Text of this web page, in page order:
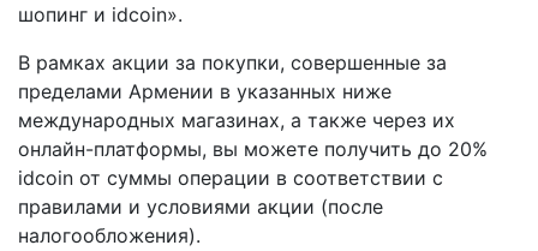
шопинг и idcoin».
В рамках акции за покупки, совершенные за
пределами Армении в указанных ниже
международных магазинах, а также через их
онлайн-платформы, вы можете получить до 20%
idcoin от суммы операции в соответствии с
правилами и условиями акции (после
налогообложения).